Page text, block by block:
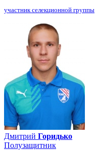
участник селекционной группы
Дмитрий Горидько
Полузащитник